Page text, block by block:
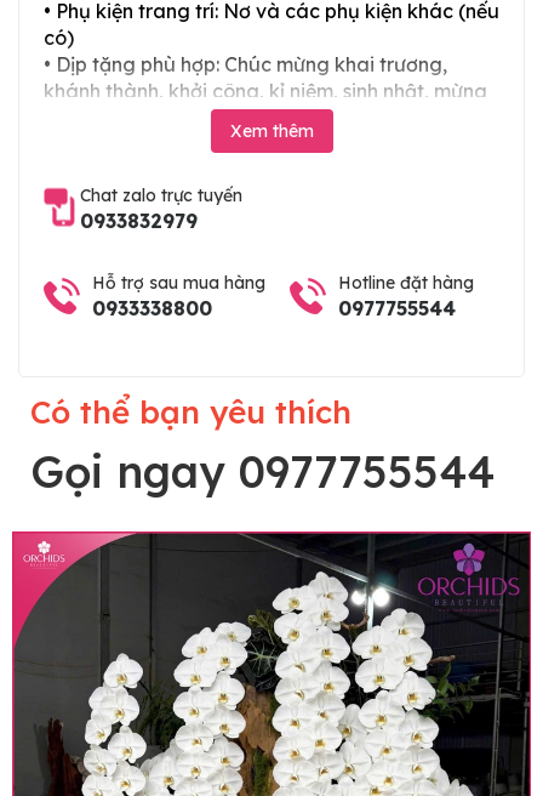
• Phụ kiện trang trí: Nơ và các phụ kiện khác (nếu
có)
• Dịp tặng phù hợp: Chúc mừng khai trương,
khánh thành, khởi công, kỉ niệm, sinh nhật, mừng
thọ, mừng cưới, tân gia và các ngày lễ tết trong
Xem thêm
Chat zalo trực tuyến
0933832979
Hỗ trợ sau mua hàng
0933338800
Hotline đặt hàng
0977755544
Có thể bạn yêu thích
Gọi ngay 0977755544